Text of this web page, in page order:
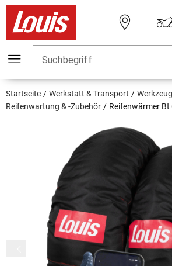
Suchbegriff
Startseite Werkstatt & Transport
Reifenwartung & -Zubehör
Reifenwärmer